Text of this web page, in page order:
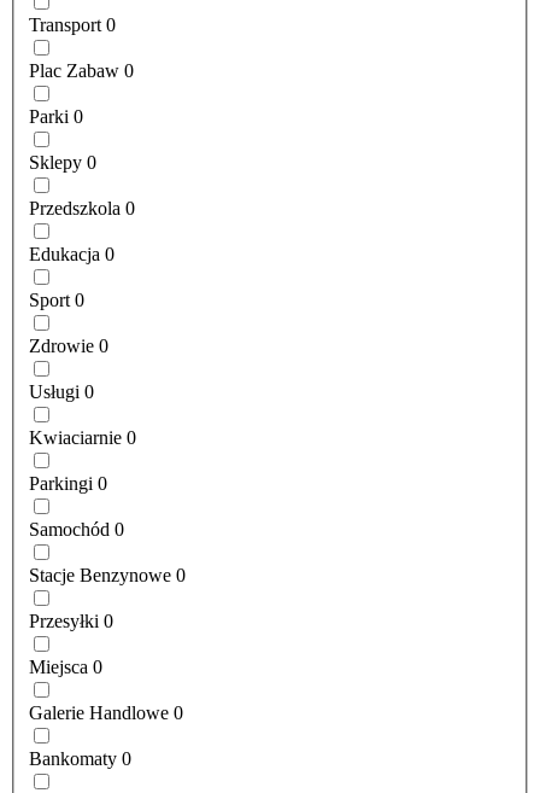
Transport 0
Plac Zabaw 0
Parki 0
Sklepy 0
Przedszkola 0
Edukacja 0
Sport 0
Zdrowie 0
Usługi 0
Kwiaciarnie 0
Parkingi 0
Samochód 0
Stacje Benzynowe 0
Przesyłki 0
Miejsca 0
Galerie Handlowe 0
Bankomaty 0